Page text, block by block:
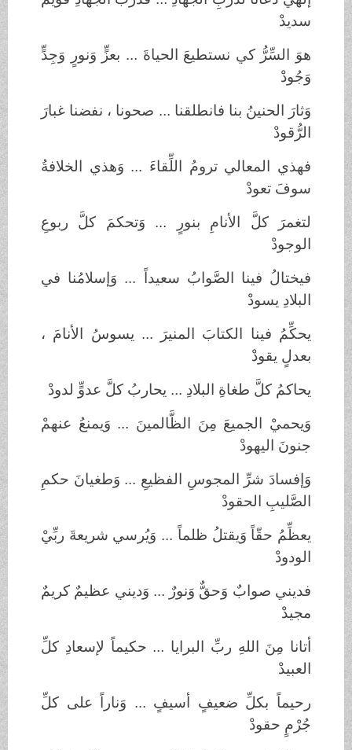
سديدْ
هوَ السِّرُّ كي نستطيعَ الحياةَ ... بعزٍّ وَنورٍ وَجِدٍّ
وَجُودْ
وَثارَ الحنينُ بنا فانطلقنا ... صحونا ، نفضنا غبارَ
الرُّقودْ
فهذي المعالي ترومُ اللِّقاءَ ... وَهذي الخلافةُ
سوفَ تعودْ
لتغمرَ كلَّ الأنامِ بنورٍ ... وَتحكمَ كلَّ ربوعِ
الوجودْ
فيختالُ فينا الصَّوابُ سعيداً ... وَإسلامُنا في
البلادِ يسودْ
يحكِّمُ فينا الكتابَ المنيرَ ... يسوسُ الأنامَ ،
بعدلٍ يقودْ
يحاكمُ كلَّ طغاةِ البلادِ ... يحاربُ كلَّ عدوٍّ لدودْ
وَيحميْ الجميعَ مِنَ الظَّالمينَ ... وَيمنعُ عنهمْ
جنونَ اليهودْ
وَإفسادَ شرِّ المجوسِ الفظيعِ ... وَطغيانَ حكمِ
الصَّليبِ الحقودْ
يعظِّمُ حقّاً وَيقتلُ ظلماً ... وَيُرسي شريعةَ ربِّيْ
الودودْ
فديني صوابٌ وَحقٌّ وَنورٌ ... وَديني عظيمٌ كريمٌ
مجيدْ
أتانا مِنَ اللهِ ربِّ البرايا ... حكيماً لإسعادِ كلِّ
العبيدْ
رحيماً بكلِّ ضعيفٍ أسيفٍ ... وَناراً على كلِّ
جُرْمٍ حقودْ